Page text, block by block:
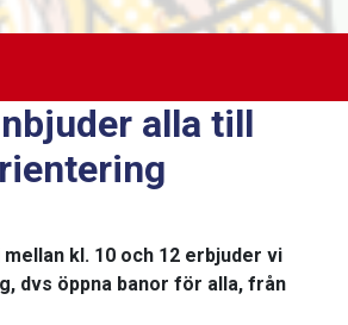
alla till
kl. 10 och 12 erbjuder vi
dvs öppna banor för alla, från